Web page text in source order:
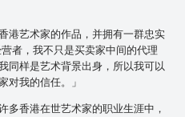
港艺术家的作品，并拥有一群忠实
者，我不只是买卖家中间的代理
同样是艺术背景出身，所以我可以
对我的信任。」
多香港在世艺术家的职业生涯中，